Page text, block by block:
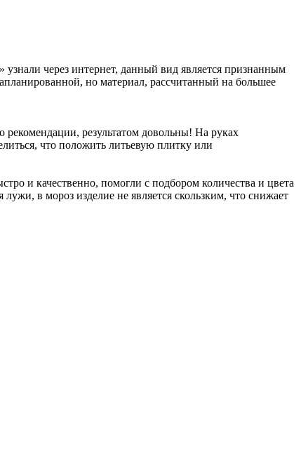
через интернет, данный вид является признанным
но материал, рассчитанный на большее
результатом довольны! На руках
что положить литьевую плитку или
и качественно, помогли с подбором количества и цвета
в мороз изделие не является скользким, что снижает